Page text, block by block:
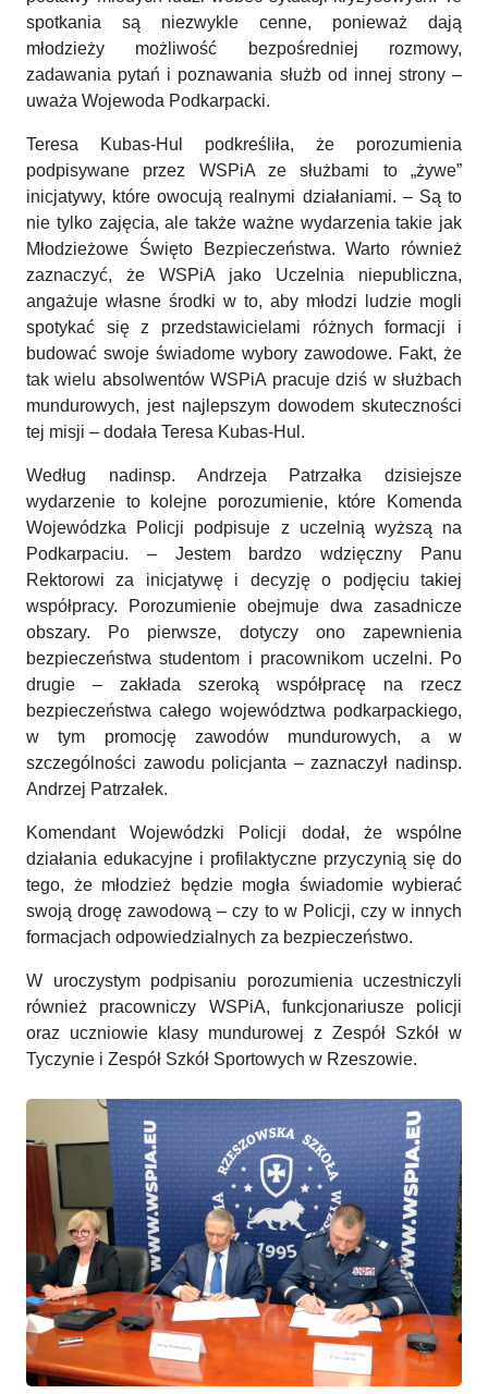
spotkania są niezwykle cenne, ponieważ dają
młodzieży możliwość bezpośredniej rozmowy,
zadawania pytań i poznawania służb od innej strony –
uważa Wojewoda Podkarpacki.
Teresa Kubas-Hul podkreśliła, że porozumienia
podpisywane przez WSPiA ze służbami to „żywe”
inicjatywy, które owocują realnymi działaniami. – Są to
nie tylko zajęcia, ale także ważne wydarzenia takie jak
Młodzieżowe Święto Bezpieczeństwa. Warto również
zaznaczyć, że WSPiA jako Uczelnia niepubliczna,
angażuje własne środki w to, aby młodzi ludzie mogli
spotykać się z przedstawicielami różnych formacji i
budować swoje świadome wybory zawodowe. Fakt, że
tak wielu absolwentów WSPiA pracuje dziś w służbach
mundurowych, jest najlepszym dowodem skuteczności
tej misji – dodała Teresa Kubas-Hul.
Według nadinsp. Andrzeja Patrzałka dzisiejsze
wydarzenie to kolejne porozumienie, które Komenda
Wojewódzka Policji podpisuje z uczelnią wyższą na
Podkarpaciu. – Jestem bardzo wdzięczny Panu
Rektorowi za inicjatywę i decyzję o podjęciu takiej
współpracy. Porozumienie obejmuje dwa zasadnicze
obszary. Po pierwsze, dotyczy ono zapewnienia
bezpieczeństwa studentom i pracownikom uczelni. Po
drugie – zakłada szeroką współpracę na rzecz
bezpieczeństwa całego województwa podkarpackiego,
w tym promocję zawodów mundurowych, a w
szczególności zawodu policjanta – zaznaczył nadinsp.
Andrzej Patrzałek.
Komendant Wojewódzki Policji dodał, że wspólne
działania edukacyjne i profilaktyczne przyczynią się do
tego, że młodzież będzie mogła świadomie wybierać
swoją drogę zawodową – czy to w Policji, czy w innych
formacjach odpowiedzialnych za bezpieczeństwo.
W uroczystym podpisaniu porozumienia uczestniczyli
również pracowniczy WSPiA, funkcjonariusze policji
oraz uczniowie klasy mundurowej z Zespół Szkół w
Tyczynie i Zespół Szkół Sportowych w Rzeszowie.